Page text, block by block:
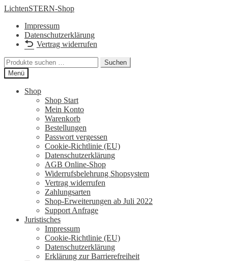
Zur
springen
Zum
springen
LichtenSTERN-Shop
Impressum
Datenschutzerklärung
Vertrag widerrufen
Suchen
nach:
Suchen
Menü
Shop
Shop Start
Mein Konto
Warenkorb
Bestellungen
Passwort vergessen
Cookie-Richtlinie (EU)
Datenschutzerklärung
AGB Online-Shop
Widerrufsbelehrung Shopsystem
Vertrag widerrufen
Zahlungsarten
Shop-Erweiterungen ab Juli 2022
Support Anfrage
Juristisches
Impressum
Cookie-Richtlinie (EU)
Datenschutzerklärung
Erklärung zur Barrierefreiheit